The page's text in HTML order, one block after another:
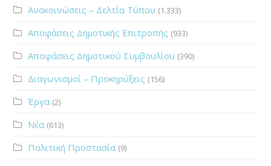
Ανακοινώσεις – Δελτία Τύπου (1.333)
Αποφάσεις Δημοτικής Επιτροπής (933)
Αποφάσεις Δημοτικού Συμβουλίου (390)
Διαγωνισμοί – Προκηρύξεις (156)
Έργα (2)
Νέα (613)
Πολιτική Προστασία (9)